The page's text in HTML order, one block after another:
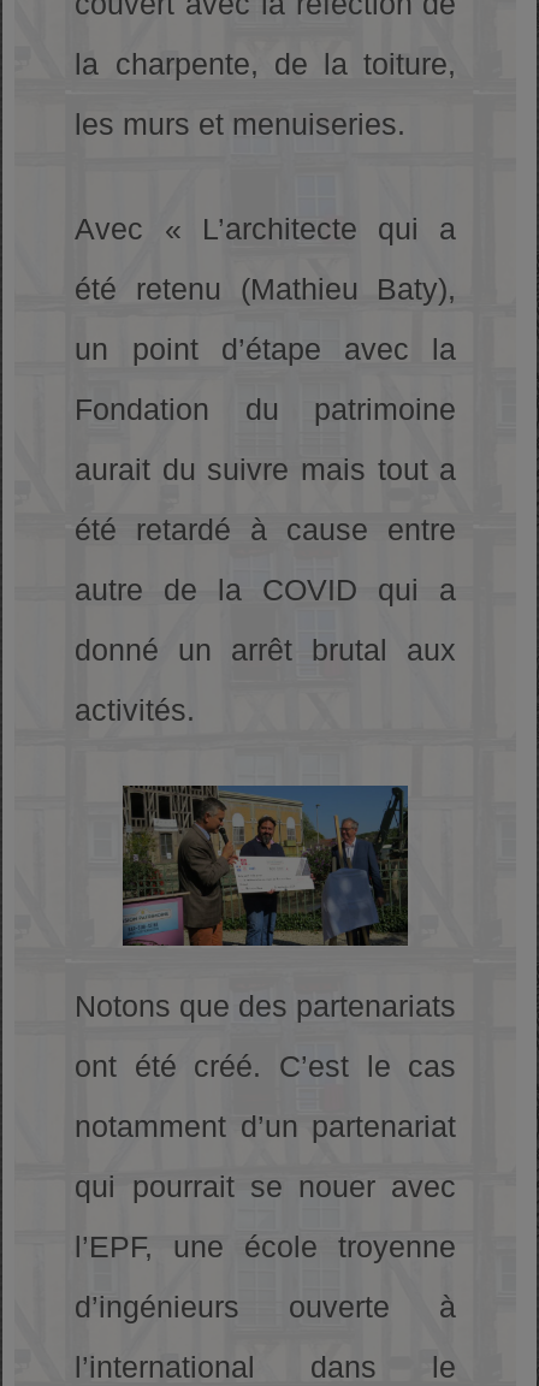
la charpente, de la toiture,
les murs et menuiseries.
Avec « L’architecte qui a
été retenu (Mathieu Baty),
un point d’étape avec la
Fondation du patrimoine
aurait du suivre mais tout a
été retardé à cause entre
autre de la COVID qui a
donné un arrêt brutal aux
activités.
Notons que des partenariats
ont été créé. C’est le cas
notamment d’un partenariat
qui pourrait se nouer avec
l’EPF, une école troyenne
d’ingénieurs ouverte à
l’international dans le